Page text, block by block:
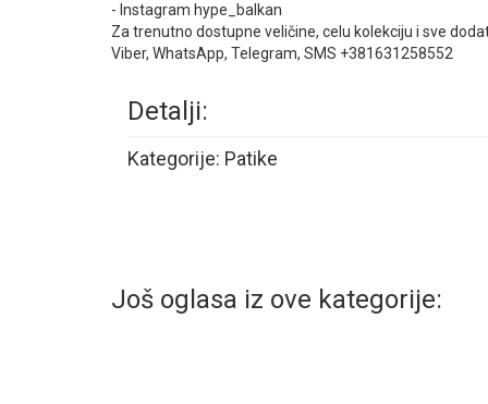
- Instagram hype_balkan
Za trenutno dostupne veličine, celu kolekciju i sve
Viber, WhatsApp, Telegram, SMS +381631258552
Detalji:
Kategorije: Patike
Još oglasa iz ove kategorije: